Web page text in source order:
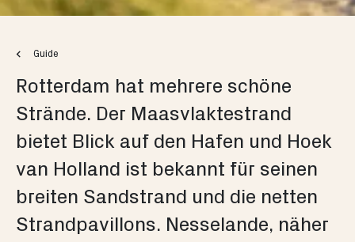
Guide
Rotterdam hat mehrere schöne
Strände. Der Maasvlaktestrand
bietet Blick auf den Hafen und Hoek
van Holland ist bekannt für seinen
breiten Sandstrand und die netten
Strandpavillons. Nesselande, näher